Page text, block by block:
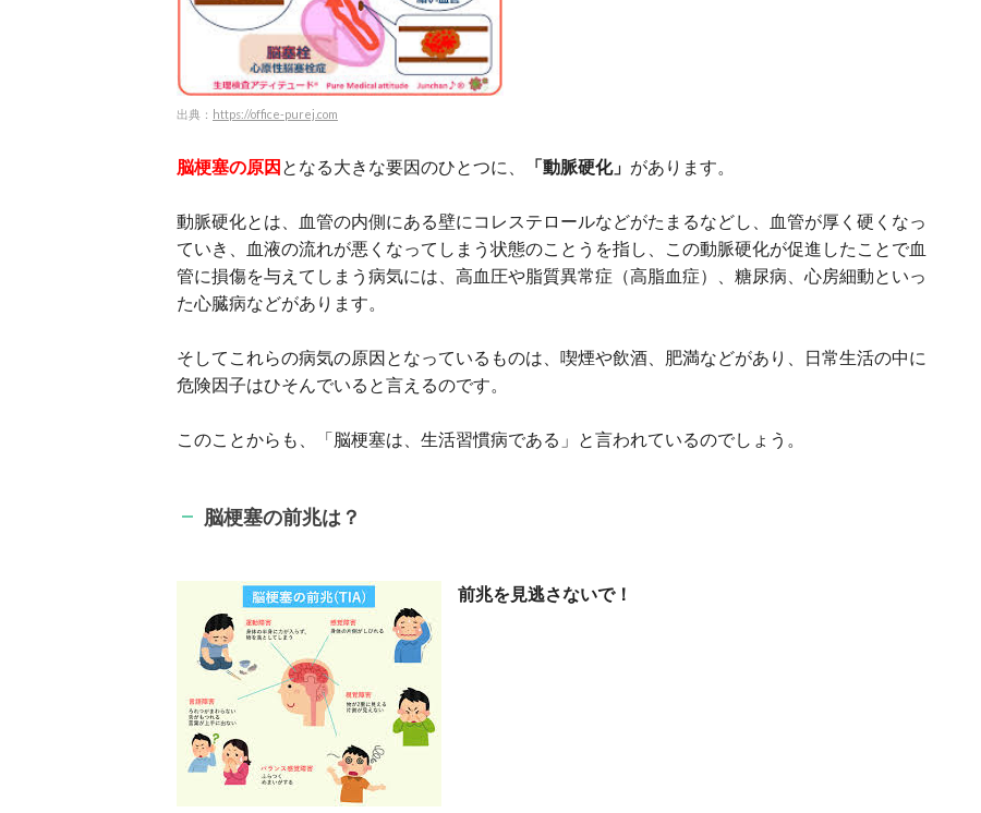
出典： https://office-purej.com
脳梗塞の原因 となる大きな要因のひとつに、 「動脈硬化」 があります。
動脈硬化とは、血管の内側にある壁にコレステロールなどがたまるなどし、血管が厚く硬くなっ
ていき、血液の流れが悪くなってしまう状態のことうを指し、この動脈硬化が促進したことで血
管に損傷を与えてしまう病気には、高血圧や脂質異常症（高脂血症）、糖尿病、心房細動といっ
た心臓病などがあります。
そしてこれらの病気の原因となっているものは、喫煙や飲酒、肥満などがあり、日常生活の中に
危険因子はひそんでいると言えるのです。
このことからも、「脳梗塞は、生活習慣病である」と言われているのでしょう。
脳梗塞の前兆は？
前兆を見逃さないで！